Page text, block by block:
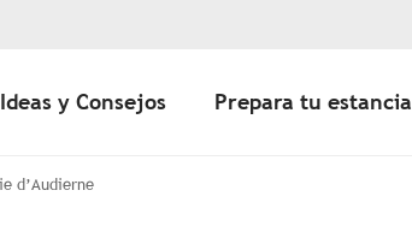
Ideas y Consejos Prepara tu estancia
d’Audierne